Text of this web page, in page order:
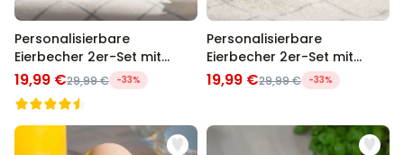
Personalisierbare
Eierbecher 2er-Set mit
Gesicht
19,99 €29,99 € -33%
Personalisierbare
Eierbecher 2er-Set mit
Monogramm
19,99 €29,99 € -33%